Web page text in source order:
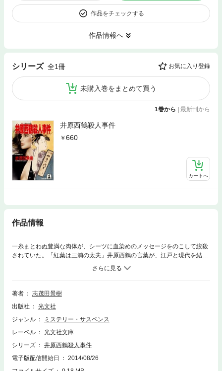
作品をチェックする
作品情報へ
シリーズ 全1冊 お気に入り登録
未購入巻をまとめて買う
1巻から | 最新刊から
井原西鶴殺人事件
660
カートへ
作品情報
一糸まとわぬ豊満な肉体が、シーツに血染めのメッセージをのこして絞殺
されていた。「紅葉は三浦の太夫」井原西鶴の言葉が、江戸と現代を結び
つけ、連続殺人を呼び起こす！ 警視庁の軟派刑事東郷猛と、短大助教授
橋場久美子のコンビが事件を追ううち、つきとめたのは……。その底には
西鶴の怨念が？
著者
志茂田景樹
出版社
光文社
ジャンル
ミステリー・サスペンス
レーベル
光文社文庫
シリーズ
井原西鶴殺人事件
電子版配信開始日
2014/08/26